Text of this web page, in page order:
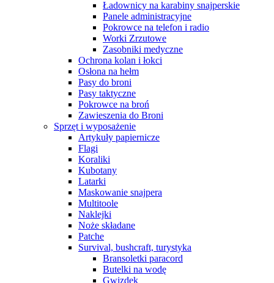
Ładownicy na karabiny snajperskie
Panele administracyjne
Pokrowce na telefon i radio
Worki Zrzutowe
Zasobniki medyczne
Ochrona kolan i łokci
Osłona na hełm
Pasy do broni
Pasy taktyczne
Pokrowce na broń
Zawieszenia do Broni
Sprzęt i wyposażenie
Artykuły papiernicze
Flagi
Koraliki
Kubotany
Latarki
Maskowanie snajpera
Multitoole
Naklejki
Noże składane
Patche
Survival, bushcraft, turystyka
Bransoletki paracord
Butelki na wodę
Gwizdek